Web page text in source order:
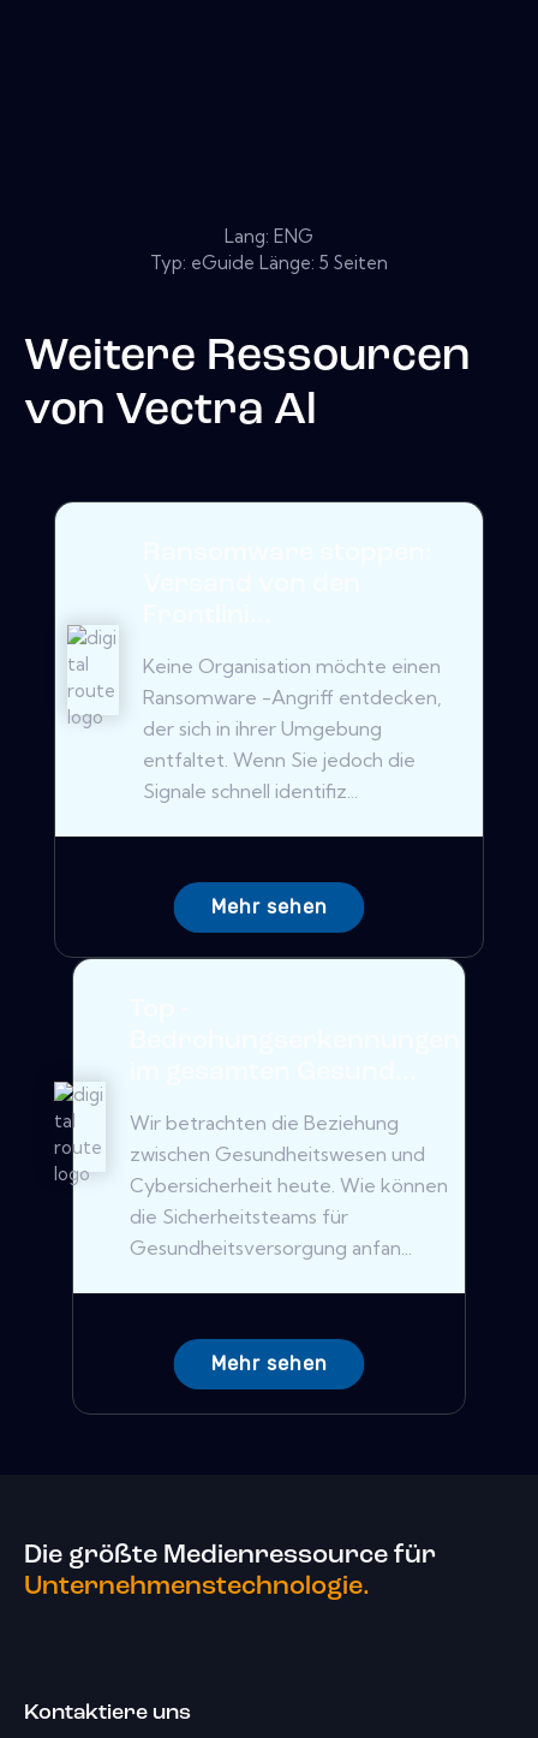
Lang: ENG
Typ: eGuide Länge: 5 Seiten
Weitere Ressourcen
von Vectra Al
Keine Organisation möchte einen
Ransomware -Angriff entdecken,
der sich in ihrer Umgebung
entfaltet. Wenn Sie jedoch die
Signale schnell identifiz...
Mehr sehen
Wir betrachten die Beziehung
zwischen Gesundheitswesen und
Cybersicherheit heute. Wie können
die Sicherheitsteams für
Gesundheitsversorgung anfan...
Mehr sehen
Die größte Medienressource für
Unternehmenstechnologie.
Kontaktiere uns